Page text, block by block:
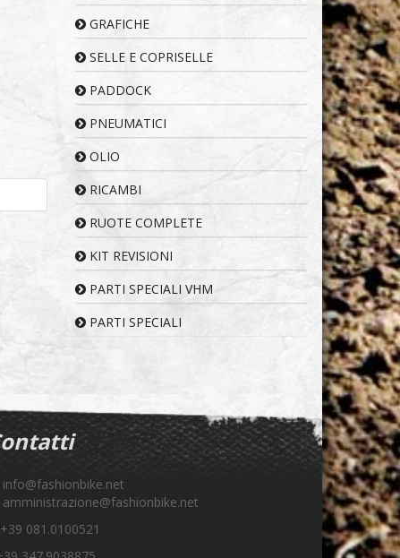
GRAFICHE
SELLE E COPRISELLE
PADDOCK
PNEUMATICI
OLIO
RICAMBI
RUOTE COMPLETE
KIT REVISIONI
PARTI SPECIALI VHM
PARTI SPECIALI
info@fashionbike.net
amministrazione@fashionbike.net
+39 081.0100521